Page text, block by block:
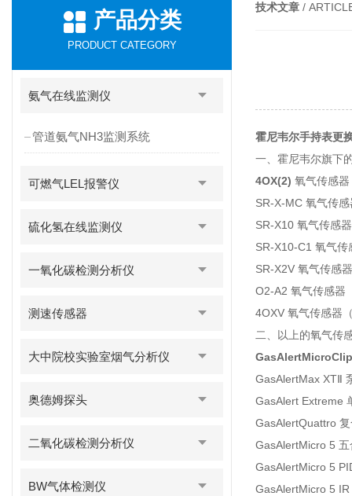
产品分类
PRODUCT CATEGORY
氨气在线监测仪
管道氨气NH3监测系统
可燃气LEL报警仪
硫化氢在线监测仪
一氧化碳检测分析仪
测速传感器
大中院校实验室烟气分析仪
奥德姆探头
二氧化碳检测分析仪
BW气体检测仪
技术文章 /
霍尼韦尔手持表更
一、霍尼韦尔旗下
4OX(2) 氧气传感
SR-X-MC 氧气传
SR-X10 氧气传感
SR-X10-C1 氧气
SR-X2V 氧气传感
O2-A2 氧气传感器
4OXV 氧气传感器
二、以上的氧气传
GasAlertMax XTⅡ
GasAlert Extreme
GasAlertQuattro
GasAlertMicro 5
GasAlertMicro 5
GasAlertMicro 5